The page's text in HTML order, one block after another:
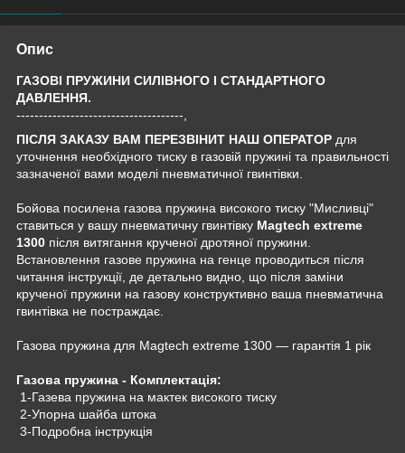
Опис
ГАЗОВІ ПРУЖИНИ СИЛІВНОГО І СТАНДАРТНОГО
ДАВЛЕННЯ.
-------------------------------------,
ПІСЛЯ ЗАКАЗУ ВАМ ПЕРЕЗВІНИТ НАШ ОПЕРАТОР для
уточнення необхідного тиску в газовій пружині та правильності
зазначеної вами моделі пневматичної гвинтівки.
Бойова посилена газова пружина високого тиску "Мисливці"
ставиться у вашу пневматичну гвинтівку Magtech extreme
1300 після витягання крученої дротяної пружини.
Встановлення газове пружина на генце проводиться після
читання інструкції, де детально видно, що після заміни
крученої пружини на газову конструктивно ваша пневматична
гвинтівка не постраждає.
Газова пружина для Magtech extreme 1300 — гарантія 1 рік
Газова пружина - Комплектація:
1-Газева пружина на мактек високого тиску
2-Упорна шайба штока
3-Подробна інструкція